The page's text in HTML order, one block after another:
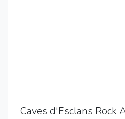
Caves d'Esclans Rock